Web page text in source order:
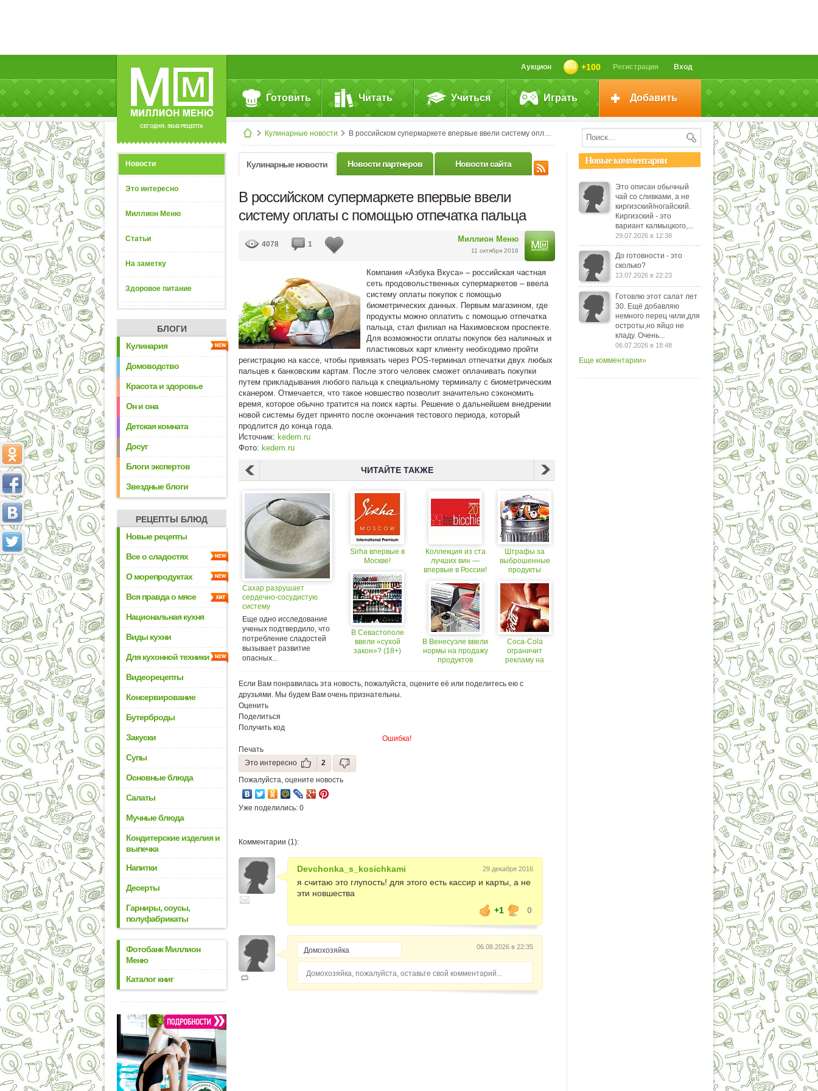
СЕГОДНЯ: 39142 РЕЦЕПТА
Вход
Регистрация
+100
Аукцион
Готовить Читать Учиться Играть Добавить
Кулинарные новости В российском супермаркете впервые ввели систему оплаты с помощью отпечатка пальца
Новости
Это интересно
Миллион Меню
Статьи
На заметку
Здоровое питание
БЛОГИ
Кулинария
Домоводство
Красота и здоровье
Он и она
Детская комната
Досуг
Блоги экспертов
Звездные блоги
РЕЦЕПТЫ БЛЮД
Новые рецепты
Все о сладостях
О морепродуктах
Вся правда о мясе
Национальная кухня
Виды кухни
Для кухонной техники
Видеорецепты
Консервирование
Бутерброды
Закуски
Супы
Основные блюда
Салаты
Мучные блюда
Кондитерские изделия и
выпечка
Напитки
Десерты
Гарниры, соусы,
полуфабрикаты
Фотобанк Миллион
Меню
Каталог книг
Кулинарные новости Новости партнеров Новости сайта
В российском супермаркете впервые ввели
систему оплаты с помощью отпечатка пальца
Миллион Меню
11 октября 2016
4078 1
Компания «Азбука Вкуса» – российская частная
сеть продовольственных супермаркетов – ввела
систему оплаты покупок с помощью
биометрических данных. Первым магазином, где
продукты можно оплатить с помощью отпечатка
пальца, стал филиал на Нахимовском проспекте.
Для возможности оплаты покупок без наличных и
пластиковых карт клиенту необходимо пройти
регистрацию на кассе, чтобы привязать через POS-терминал отпечатки двух любых
пальцев к банковским картам. После этого человек сможет оплачивать покупки
путем прикладывания любого пальца к специальному терминалу с биометрическим
сканером. Отмечается, что такое новшество позволит значительно сэкономить
время, которое обычно тратится на поиск карты. Решение о дальнейшем внедрении
новой системы будет принято после окончания тестового периода, который
продлится до конца года.
Источник: kedem.ru
Фото: kedem.ru
ЧИТАЙТЕ ТАКЖЕ
Сахар разрушает
сердечно-сосудистую
систему
Еще одно исследование
ученых подтвердило, что
потребление сладостей
вызывает развитие
опасных...
Sirha впервые в
Москве!
В Севастополе
ввели «сухой
закон»? (18+)
Коллекция из ста
лучших вин —
впервые в России!
В Венесуэле ввели
нормы на продажу
продуктов
Штрафы за
выброшенные
продукты
Coca-Cola
ограничит
рекламу на
Если Вам понравилась эта новость, пожалуйста, оцените её или поделитесь ею с
друзьями. Мы будем Вам очень признательны.
Оценить
Поделиться
Получить код
Ошибка!
Печать
Это интересно
2
Пожалуйста, оцените новость
Уже поделились: 0
Комментарии (1):
Devchonka_s_kosichkami 29 декабря 2016
я считаю это глупость! для этого есть кассир и карты, а не
эти новшества
+1
0
06.08.2026 в 22:35
Домохозяйка, пожалуйста, оставьте свой комментарий...
Новые комментарии
Это описан обычный
чай со сливками, а не
киргизский/ногайский.
Киргизский - это
вариант калмыцкого,...
29.07.2026 в 12:38
До готовности - это
сколько?
13.07.2026 в 22:23
Готовлю этот салат лет
30. Ещё добавляю
немного перец чили,для
остроты,но яйцо не
кладу. Очень...
06.07.2026 в 18:48
Еще комментарии»